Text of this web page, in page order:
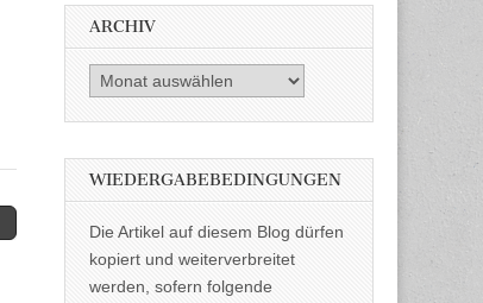
ARCHIV
Archiv
WIEDERGABEBEDINGUNGEN
Die Artikel auf diesem Blog dürfen
kopiert und weiterverbreitet
werden, sofern folgende